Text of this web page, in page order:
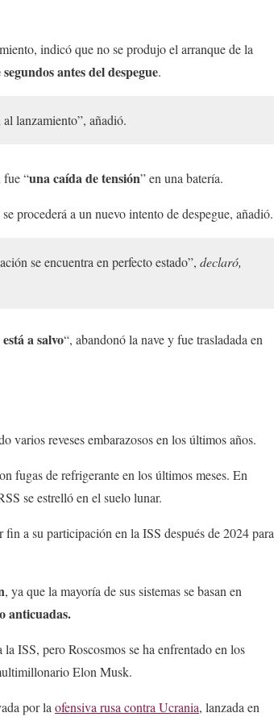
indicó que no se produjo el arranque de la
antes del despegue.
lanzamiento”, añadió.
fue “una caída de tensión” en una batería.
procederá a un nuevo intento de despegue, añadió.
se encuentra en perfecto estado”, declaró,
a salvo“, abandonó la nave y fue trasladada en
varios reveses embarazosos en los últimos años.
fugas de refrigerante en los últimos meses. En
se estrelló en el suelo lunar.
a su participación en la ISS después de 2024 para
, ya que la mayoría de sus sistemas se basan en
anticuadas.
ISS, pero Roscosmos se ha enfrentado en los
Elon Musk.
por la ofensiva rusa contra Ucrania, lanzada en